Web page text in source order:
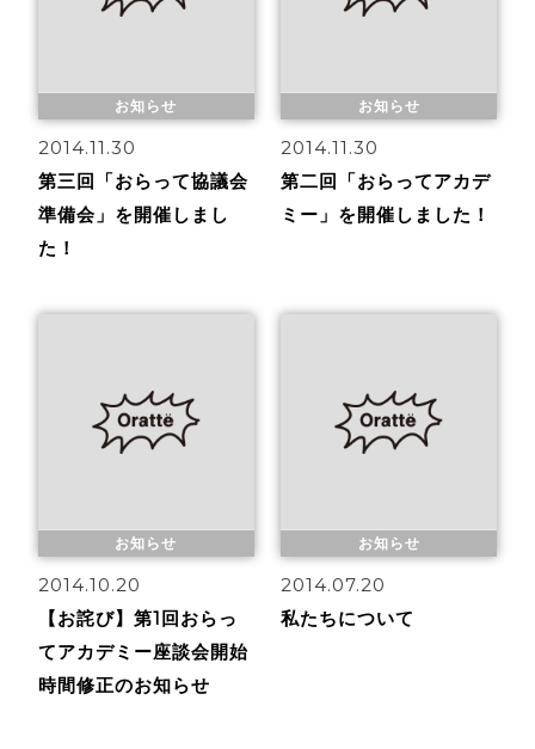
お知らせ
2014.11.30
第三回「おらって協議会
準備会」を開催しまし
た！
お知らせ
2014.11.30
第二回「おらってアカデ
ミー」を開催しました！
お知らせ
2014.10.20
【お詫び】第1回おらっ
てアカデミー座談会開始
時間修正のお知らせ
お知らせ
2014.07.20
私たちについて